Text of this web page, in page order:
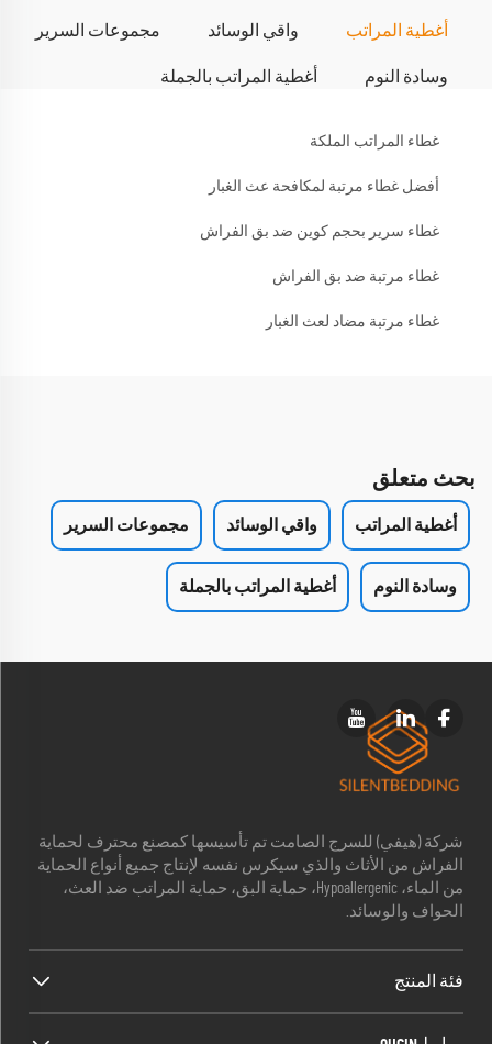
أغطية المراتب واقي الوسائد مجموعات السرير
وسادة النوم أغطية المراتب بالجملة
غطاء المراتب الملكة
أفضل غطاء مرتبة لمكافحة عث الغبار
غطاء سرير بحجم كوين ضد بق الفراش
غطاء مرتبة ضد بق الفراش
غطاء مرتبة مضاد لعث الغبار
بحث متعلق
أغطية المراتب واقي الوسائد مجموعات السرير
وسادة النوم أغطية المراتب بالجملة
شركة (هيفي) للسرج الصامت تم تأسيسها كمصنع محترف لحماية
الفراش من الأثاث والذي سيكرس نفسه لإنتاج جميع أنواع الحماية
من الماء، Hypoallergenic، حماية البق، حماية المراتب ضد العث،
الحواف والوسائد.
فئة المنتج